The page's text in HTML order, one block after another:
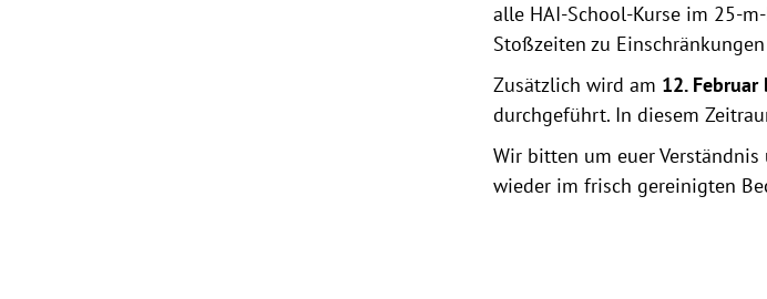
alle HAI-School-Kurse im 25-
Stoßzeiten zu
Zusätzlich wird am 12.
durchgeführt. In diesem
Wir bitten um euer
wieder im frisch gereinigten